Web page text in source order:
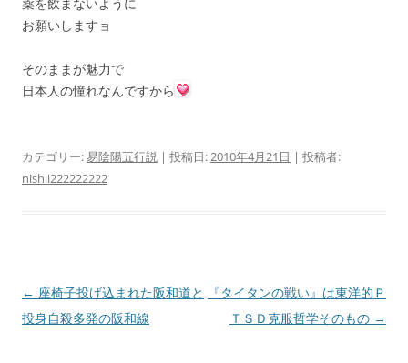
お願いしますョ
そのままが魅力で
日本人の憧れなんですから
カテゴリー:易陰陽五行説 | 投稿日:2010年4月21日 | 投稿者:
nishii222222222
投
稿
← 座椅子投げ込まれた阪和道と
投身自殺多発の阪和線
『タイタンの戦い』は東洋的Ｐ
ＴＳＤ克服哲学そのもの →